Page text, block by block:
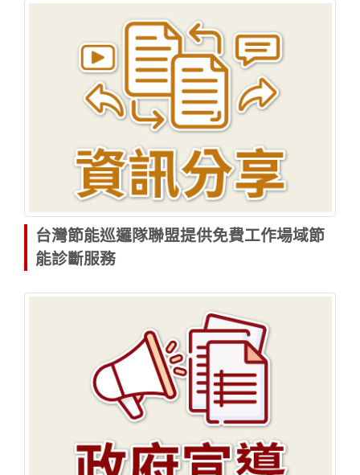
台灣節能巡邏隊聯盟提供免費工作場域節
能診斷服務